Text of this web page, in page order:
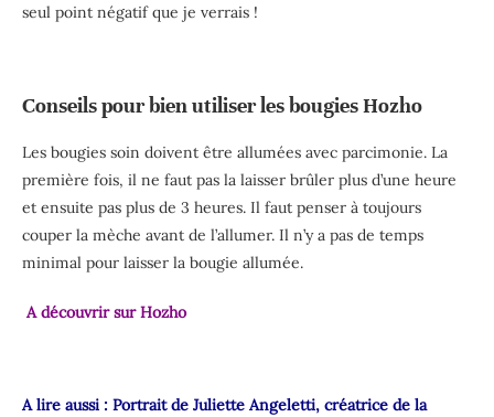
seul point négatif que je verrais !
Conseils pour bien utiliser les bougies Hozho
Les bougies soin doivent être allumées avec parcimonie. La
première fois, il ne faut pas la laisser brûler plus d’une heure
et ensuite pas plus de 3 heures. Il faut penser à toujours
couper la mèche avant de l’allumer. Il n’y a pas de temps
minimal pour laisser la bougie allumée.
A découvrir sur Hozho
A lire aussi : Portrait de Juliette Angeletti, créatrice de la